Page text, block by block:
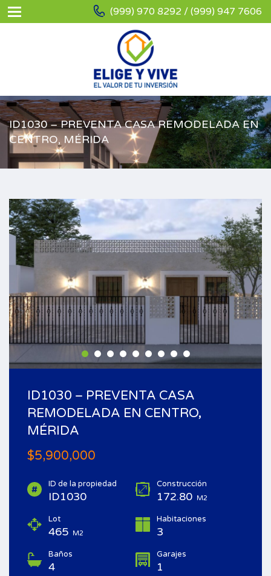
(999) 970 8292 / (999) 947 7606
ID1030 – PREVENTA CASA REMODELADA EN
CENTRO, MÉRIDA
ID1030 – PREVENTA CASA
REMODELADA EN CENTRO,
MÉRIDA
$5,900,000
ID de la propiedad
ID1030
Construcción
172.80 M2
Lot
465 M2
Habitaciones
3
Baños
4
Garajes
1